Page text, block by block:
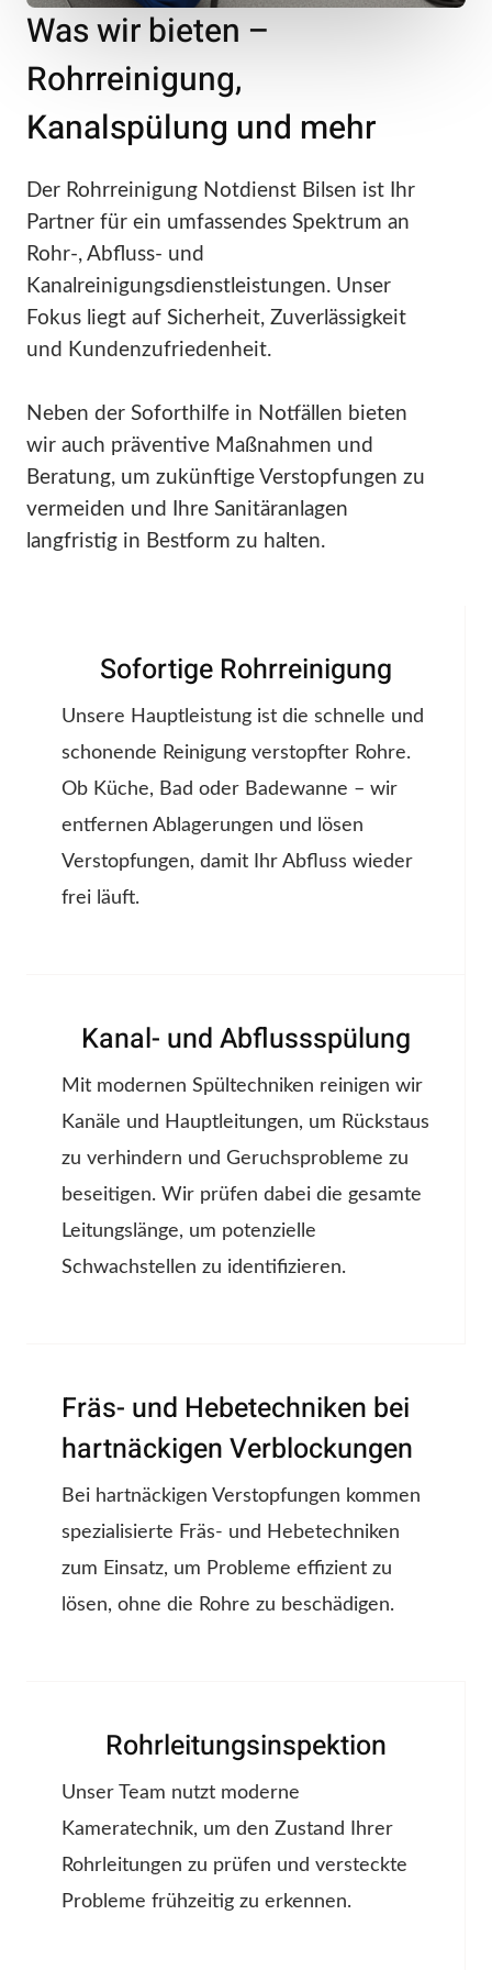
Was wir bieten –
Rohrreinigung,
Kanalspülung und mehr
Der Rohrreinigung Notdienst Bilsen ist Ihr
Partner für ein umfassendes Spektrum an
Rohr-, Abfluss- und
Kanalreinigungsdienstleistungen. Unser
Fokus liegt auf Sicherheit, Zuverlässigkeit
und Kundenzufriedenheit.
Neben der Soforthilfe in Notfällen bieten
wir auch präventive Maßnahmen und
Beratung, um zukünftige Verstopfungen zu
vermeiden und Ihre Sanitäranlagen
langfristig in Bestform zu halten.
Sofortige Rohrreinigung
Unsere Hauptleistung ist die schnelle und
schonende Reinigung verstopfter Rohre.
Ob Küche, Bad oder Badewanne – wir
entfernen Ablagerungen und lösen
Verstopfungen, damit Ihr Abfluss wieder
frei läuft.
Kanal- und Abflussspülung
Mit modernen Spültechniken reinigen wir
Kanäle und Hauptleitungen, um Rückstaus
zu verhindern und Geruchsprobleme zu
beseitigen. Wir prüfen dabei die gesamte
Leitungslänge, um potenzielle
Schwachstellen zu identifizieren.
Fräs- und Hebetechniken bei
hartnäckigen Verblockungen
Bei hartnäckigen Verstopfungen kommen
spezialisierte Fräs- und Hebetechniken
zum Einsatz, um Probleme effizient zu
lösen, ohne die Rohre zu beschädigen.
Rohrleitungsinspektion
Unser Team nutzt moderne
Kameratechnik, um den Zustand Ihrer
Rohrleitungen zu prüfen und versteckte
Probleme frühzeitig zu erkennen.